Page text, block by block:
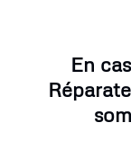
En